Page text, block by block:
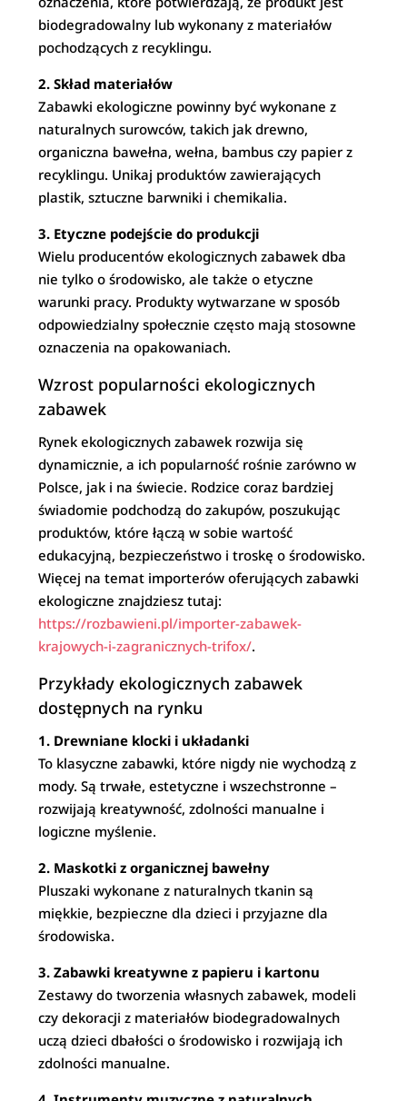
biodegradowalny lub wykonany z materiałów
pochodzących z recyklingu.
2. Skład materiałów
Zabawki ekologiczne powinny być wykonane z
naturalnych surowców, takich jak drewno,
organiczna bawełna, wełna, bambus czy papier z
recyklingu. Unikaj produktów zawierających
plastik, sztuczne barwniki i chemikalia.
3. Etyczne podejście do produkcji
Wielu producentów ekologicznych zabawek dba
nie tylko o środowisko, ale także o etyczne
warunki pracy. Produkty wytwarzane w sposób
odpowiedzialny społecznie często mają stosowne
oznaczenia na opakowaniach.
Wzrost popularności ekologicznych
zabawek
Rynek ekologicznych zabawek rozwija się
dynamicznie, a ich popularność rośnie zarówno w
Polsce, jak i na świecie. Rodzice coraz bardziej
świadomie podchodzą do zakupów, poszukując
produktów, które łączą w sobie wartość
edukacyjną, bezpieczeństwo i troskę o środowisko.
Więcej na temat importerów oferujących zabawki
ekologiczne znajdziesz tutaj:
https://rozbawieni.pl/importer-zabawek-
krajowych-i-zagranicznych-trifox/.
Przykłady ekologicznych zabawek
dostępnych na rynku
1. Drewniane klocki i układanki
To klasyczne zabawki, które nigdy nie wychodzą z
mody. Są trwałe, estetyczne i wszechstronne –
rozwijają kreatywność, zdolności manualne i
logiczne myślenie.
2. Maskotki z organicznej bawełny
Pluszaki wykonane z naturalnych tkanin są
miękkie, bezpieczne dla dzieci i przyjazne dla
środowiska.
3. Zabawki kreatywne z papieru i kartonu
Zestawy do tworzenia własnych zabawek, modeli
czy dekoracji z materiałów biodegradowalnych
uczą dzieci dbałości o środowisko i rozwijają ich
zdolności manualne.